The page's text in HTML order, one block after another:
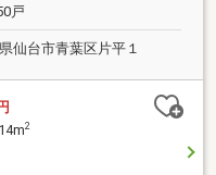
戸
仙台市青葉区片平１
2